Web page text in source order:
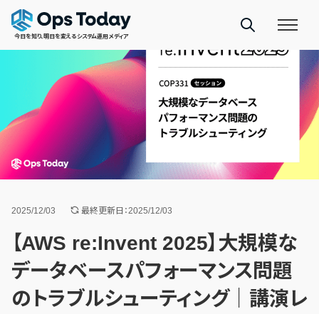
今日を知り、明日を変えるシステム運用メディア
2025/12/03 最終更新日：2025/12/03
【AWS re:Invent 2025】大規模な
データベースパフォーマンス問題
のトラブルシューティング｜講演レ